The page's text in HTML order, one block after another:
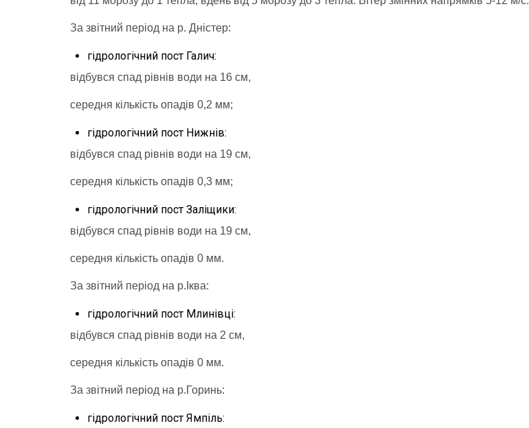
За звітний період на р. Дністер:
гідрологічний пост Галич:
відбувся спад рівнів води на 16 см,
середня кількість опадів 0,2 мм;
гідрологічний пост Нижнів:
відбувся спад рівнів води на 19 см,
середня кількість опадів 0,3 мм;
гідрологічний пост Заліщики:
відбувся спад рівнів води на 19 см,
середня кількість опадів 0 мм.
За звітний період на р.Іква:
гідрологічний пост Млинівці:
відбувся спад рівнів води на 2 см,
середня кількість опадів 0 мм.
За звітний період на р.Горинь:
гідрологічний пост Ямпіль: